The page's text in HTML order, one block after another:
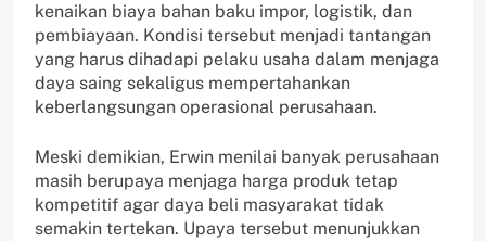
kenaikan biaya bahan baku impor, logistik, dan
pembiayaan. Kondisi tersebut menjadi tantangan
yang harus dihadapi pelaku usaha dalam menjaga
daya saing sekaligus mempertahankan
keberlangsungan operasional perusahaan.
Meski demikian, Erwin menilai banyak perusahaan
masih berupaya menjaga harga produk tetap
kompetitif agar daya beli masyarakat tidak
semakin tertekan. Upaya tersebut menunjukkan